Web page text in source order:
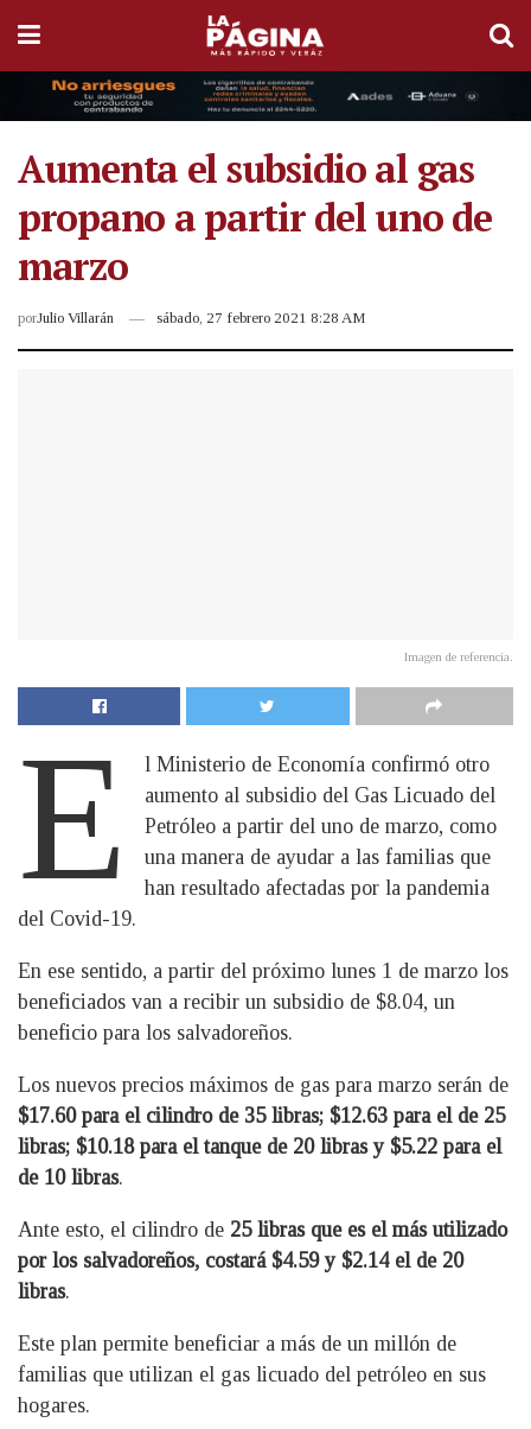
Aumenta el subsidio al gas
propano a partir del uno de
marzo
porJulio Villarán sábado, 27 febrero 2021 8:28 AM
Imagen de referencia.
E
l Ministerio de Economía confirmó otro
aumento al subsidio del Gas Licuado del
Petróleo a partir del uno de marzo, como
una manera de ayudar a las familias que
han resultado afectadas por la pandemia
del Covid-19.
En ese sentido, a partir del próximo lunes 1 de marzo los
beneficiados van a recibir un subsidio de $8.04, un
beneficio para los salvadoreños.
Los nuevos precios máximos de gas para marzo serán de
$17.60 para el cilindro de 35 libras; $12.63 para el de 25
libras; $10.18 para el tanque de 20 libras y $5.22 para el
de 10 libras.
Ante esto, el cilindro de 25 libras que es el más utilizado
por los salvadoreños, costará $4.59 y $2.14 el de 20
libras.
Este plan permite beneficiar a más de un millón de
familias que utilizan el gas licuado del petróleo en sus
hogares.